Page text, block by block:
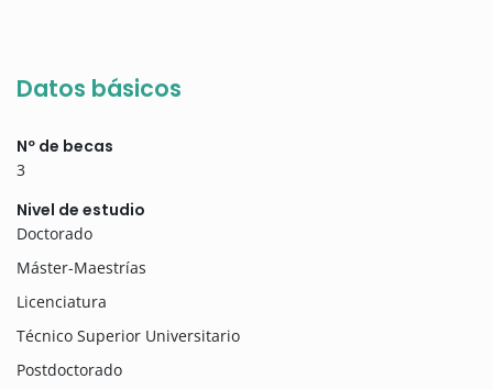
Datos básicos
Nº de becas
3
Nivel de estudio
Doctorado
Máster-Maestrías
Licenciatura
Técnico Superior Universitario
Postdoctorado